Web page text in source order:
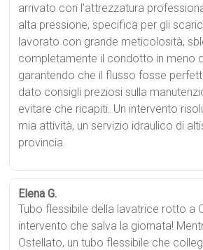
arrivato con l'attrezzatura
alta pressione, specifica per gli
lavorato con grande meticolosità,
completamente il condotto in meno
garantendo che il flusso fosse
dato consigli preziosi sulla
evitare che ricapiti. Un intervento
mia attività, un servizio idraulico di
provincia.
Elena G.
Tubo flessibile della lavatrice rotto a
intervento che salva la giornata!
Ostellato, un tubo flessibile che